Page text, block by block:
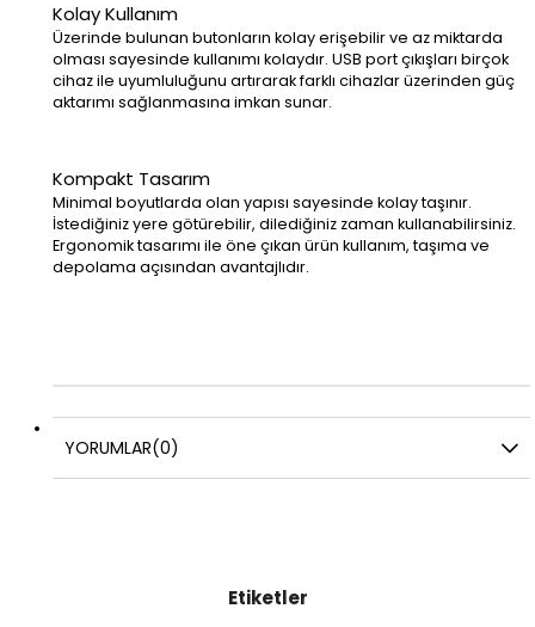
Kolay Kullanım
Üzerinde bulunan butonların kolay erişebilir ve az miktarda
olması sayesinde kullanımı kolaydır. USB port çıkışları birçok
cihaz ile uyumluluğunu artırarak farklı cihazlar üzerinden güç
aktarımı sağlanmasına imkan sunar.
Kompakt Tasarım
Minimal boyutlarda olan yapısı sayesinde kolay taşınır.
İstediğiniz yere götürebilir, dilediğiniz zaman kullanabilirsiniz.
Ergonomik tasarımı ile öne çıkan ürün kullanım, taşıma ve
depolama açısından avantajlıdır.
YORUMLAR(0)
Etiketler